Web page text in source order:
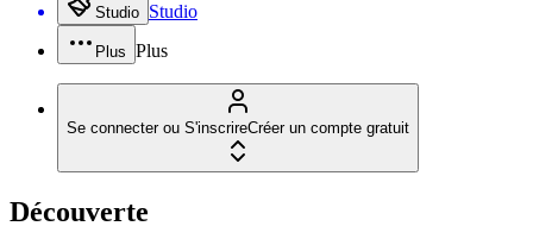
Studio Studio
Plus Plus
Se connecter ou S'inscrireCréer un compte gratuit
Découverte